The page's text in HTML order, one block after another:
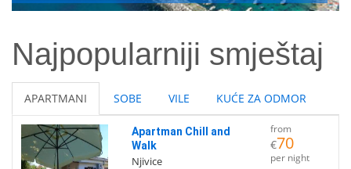
Najpopularniji smještaj
APARTMANI SOBE VILE KUĆE ZA ODMOR
Apartman Chill and
Walk
Njivice
from
€70
per night